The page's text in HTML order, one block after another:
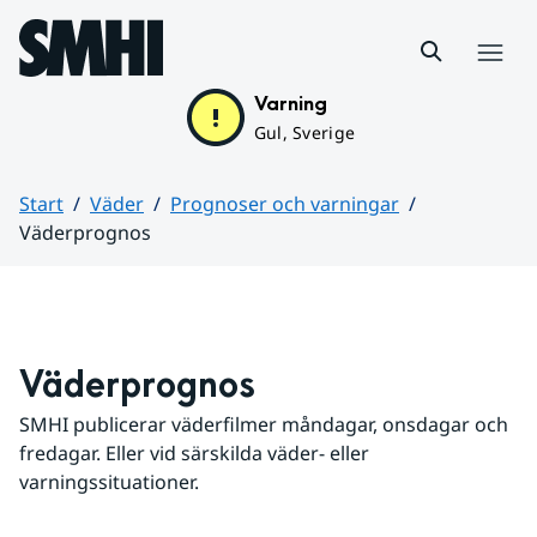
Hoppa till sidans innehåll
Varning
Gul, Sverige
Start Väder
Prognoser och varningar
Väderprognos
Väderprognos
SMHI publicerar väderfilmer måndagar, onsdagar och
fredagar. Eller vid särskilda väder- eller
varningssituationer.